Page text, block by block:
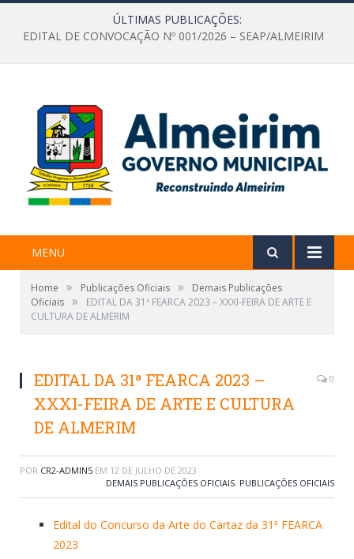
ÚLTIMAS PUBLICAÇÕES:
EDITAL DE CONVOCAÇÃO Nº 001/2026 – SEAP/ALMEIRIM
MENU
Home » Publicações Oficiais »
Demais Publicações
Oficiais »
EDITAL DA 31ª FEARCA 2023 – XXXI-FEIRA DE ARTE E
CULTURA DE ALMERIM
EDITAL DA 31ª FEARCA 2023 –
XXXI-FEIRA DE ARTE E CULTURA
DE ALMERIM
0
POR CR2-ADMIN5 EM 12 DE JULHO DE 2023
DEMAIS PUBLICAÇÕES OFICIAIS, PUBLICAÇÕES OFICIAIS
Edital do Concurso da Arte do Cartaz da 31ª FEARCA
2023